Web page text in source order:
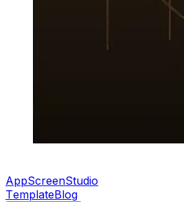
AppScreenStudio
TemplateBlog